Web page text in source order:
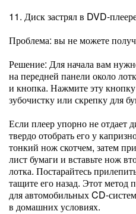
11. Диск застрял в DVD-
Проблема: вы не можете
Решение: Для начала вам
на передней панели около
и кнопка. Нажмите эту кнопку
зубочистку или скрепку для
Если плеер упорно не отдает
твердо отобрать его у
тонкий нож скотчем, затем
лист бумаги и вставьте нож
лотка. Постарайтесь
тащите его назад. Этот метод
для автомобильных CD-
в домашних условиях.